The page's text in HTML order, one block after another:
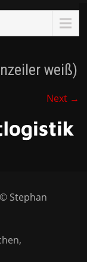
weiß)
Next →
Stephan